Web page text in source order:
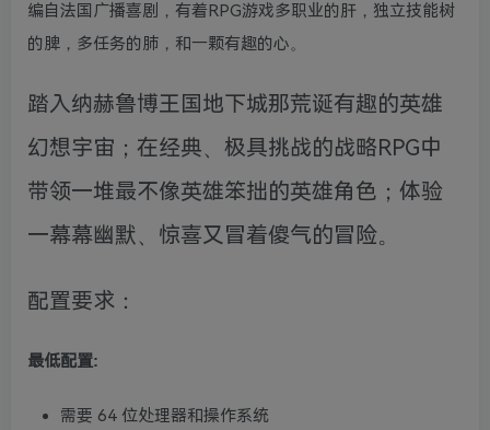
编自法国广播喜剧，有着RPG游戏多职业的肝，独立技能树
的脾，多任务的肺，和一颗有趣的心。
踏入纳赫鲁博王国地下城那荒诞有趣的英雄
幻想宇宙；在经典、极具挑战的战略RPG中
带领一堆最不像英雄笨拙的英雄角色；体验
一幕幕幽默、惊喜又冒着傻气的冒险。
配置要求：
最低配置:
需要 64 位处理器和操作系统